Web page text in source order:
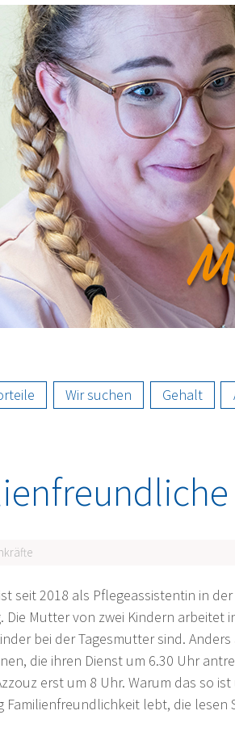
Wir suchen Gehalt
seit 2018 als Pflegeassistentin in der
Die Mutter von zwei Kindern arbeitet
bei der Tagesmutter sind.
die ihren Dienst um 6.30 Uhr
erst um 8 Uhr. Warum das so
Familienfreundlichkeit lebt, die lesen